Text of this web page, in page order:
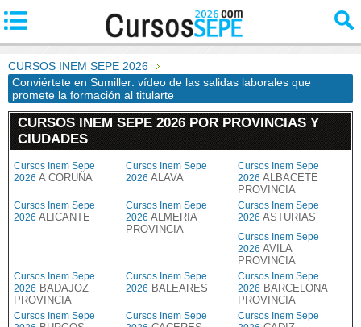
CURSOS INEM SEPE 2026
Conviértete en Sumiller: vídeo de las salidas laborales que
promete la formación al titularte
CURSOS INEM SEPE 2026 POR PROVINCIAS Y
CIUDADES
Cursos Inem Sepe
2026 A CORUÑA
Cursos Inem Sepe
2026 ALAVA
Cursos Inem Sepe
2026 ALBACETE
PROVINCIA
Cursos Inem Sepe
2026 ALICANTE
Cursos Inem Sepe
2026 ALMERIA
PROVINCIA
Cursos Inem Sepe
2026 ASTURIAS
Cursos Inem Sepe
2026 AVILA
PROVINCIA
Cursos Inem Sepe
2026 BADAJOZ
PROVINCIA
Cursos Inem Sepe
2026 BALEARES
Cursos Inem Sepe
2026 BARCELONA
PROVINCIA
Cursos Inem Sepe
Cursos Inem Sepe
Cursos Inem Sepe